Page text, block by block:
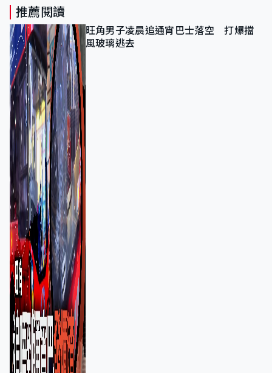
推薦閱讀
旺角男子凌晨追通宵巴士落空 打爆擋
風玻璃逃去